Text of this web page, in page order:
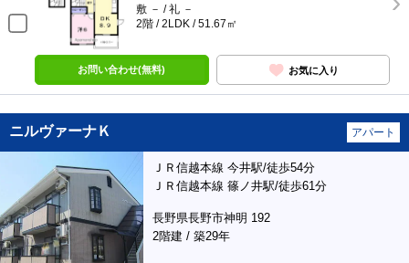
敷 － / 礼 －
2階 / 2LDK / 51.67㎡
お問い合わせ(無料) お気に入り
ニルヴァーナＫ アパート
ＪＲ信越本線 今井駅/徒歩54分
ＪＲ信越本線 篠ノ井駅/徒歩61分
長野県長野市神明 192
2階建 / 築29年